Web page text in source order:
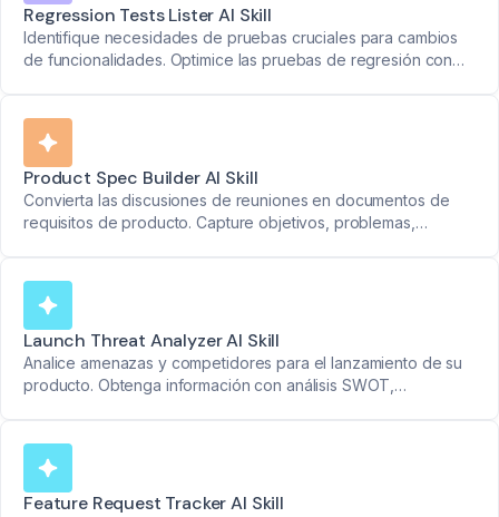
Regression Tests Lister AI Skill
Identifique necesidades de pruebas cruciales para cambios
de funcionalidades. Optimice las pruebas de regresión con
Product Spec Builder AI Skill
Convierta las discusiones de reuniones en documentos de
requisitos de producto. Capture objetivos, problemas,
Launch Threat Analyzer AI Skill
Analice amenazas y competidores para el lanzamiento de su
producto. Obtenga información con análisis SWOT,
Feature Request Tracker AI Skill